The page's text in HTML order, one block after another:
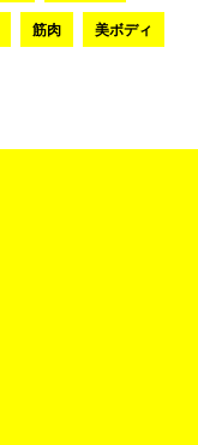
筋肉 美ボディ